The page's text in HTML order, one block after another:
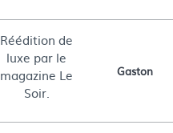
Réédition de
luxe par le
magazine Le
Soir.
Gaston